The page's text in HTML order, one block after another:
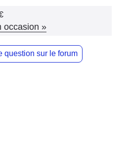
occasion »
question sur le forum